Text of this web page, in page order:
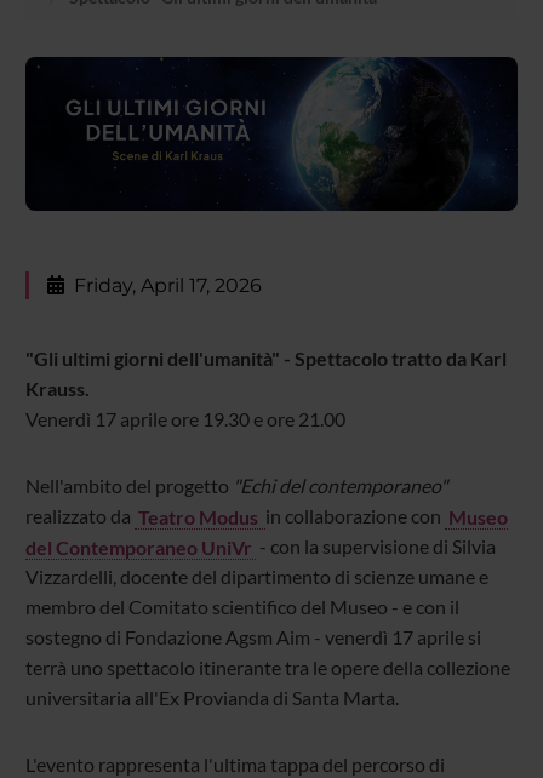
Friday, April 17, 2026
"Gli ultimi giorni dell'umanità" - Spettacolo tratto da Karl
Krauss.
Venerdì 17 aprile ore 19.30 e ore 21.00
Nell'ambito del progetto "Echi del contemporaneo"
realizzato da Teatro Modus in collaborazione con Museo
del Contemporaneo UniVr - con la supervisione di Silvia
Vizzardelli, docente del dipartimento di scienze umane e
membro del Comitato scientifico del Museo - e con il
sostegno di Fondazione Agsm Aim - venerdì 17 aprile si
terrà uno spettacolo itinerante tra le opere della collezione
universitaria all'Ex Provianda di Santa Marta.
L'evento rappresenta l'ultima tappa del percorso di